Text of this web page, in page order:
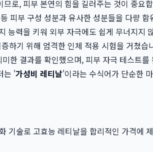
로, 피부 본연의 힘을 길러주는 것이 중요
피부 구성 성분과 유사한 성분들을 다량
능력을 키워 외부 자극에도 쉽게 무너지지
하기 위해 엄격한 인체 적용 시험을 거쳤습
한 결과를 확인했으며, 피부 자극 테스트
는 '가성비 레티날'이라는 수식어가 단순한
기술로 고효능 레티날을 합리적인 가격에